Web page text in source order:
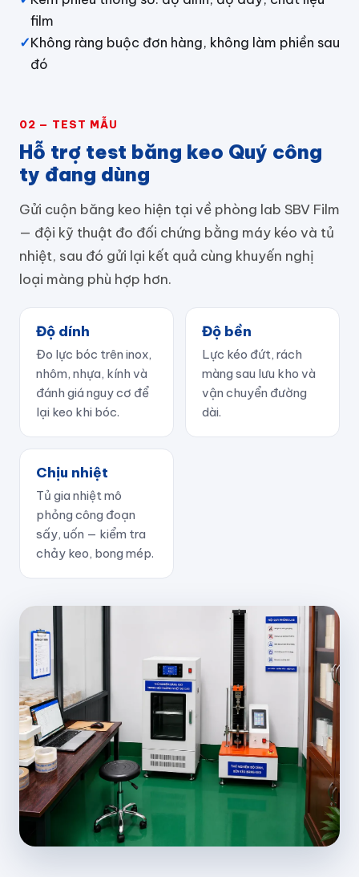
film
✓Không ràng buộc đơn hàng, không làm phiền sau
đó
02 — TEST MẪU
Hỗ trợ test băng keo Quý công
ty đang dùng
Gửi cuộn băng keo hiện tại về phòng lab SBV Film
— đội kỹ thuật đo đối chứng bằng máy kéo và tủ
nhiệt, sau đó gửi lại kết quả cùng khuyến nghị
loại màng phù hợp hơn.
Độ dính
Đo lực bóc trên inox,
nhôm, nhựa, kính và
đánh giá nguy cơ để
lại keo khi bóc.
Độ bền
Lực kéo đứt, rách
màng sau lưu kho và
vận chuyển đường
dài.
Chịu nhiệt
Tủ gia nhiệt mô
phỏng công đoạn
sấy, uốn — kiểm tra
chảy keo, bong mép.